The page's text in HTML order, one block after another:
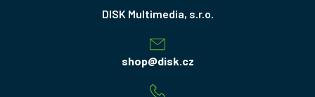
shop@disk.cz